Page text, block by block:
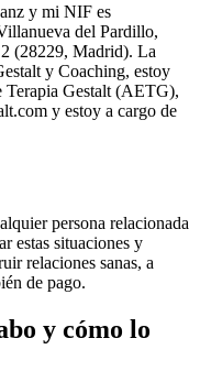
y mi NIF es
del Pardillo,
(28229, Madrid). La
y Coaching, estoy
Terapia Gestalt (AETG),
y estoy a cargo de
persona relacionada
estas situaciones y
relaciones sanas, a
de pago.
y cómo lo